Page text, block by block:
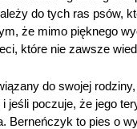
do tych ras psów,
że mimo pięknego
które nie zawsze
do swojej
jeśli poczuje, że jego
Berneńczyk to pies o